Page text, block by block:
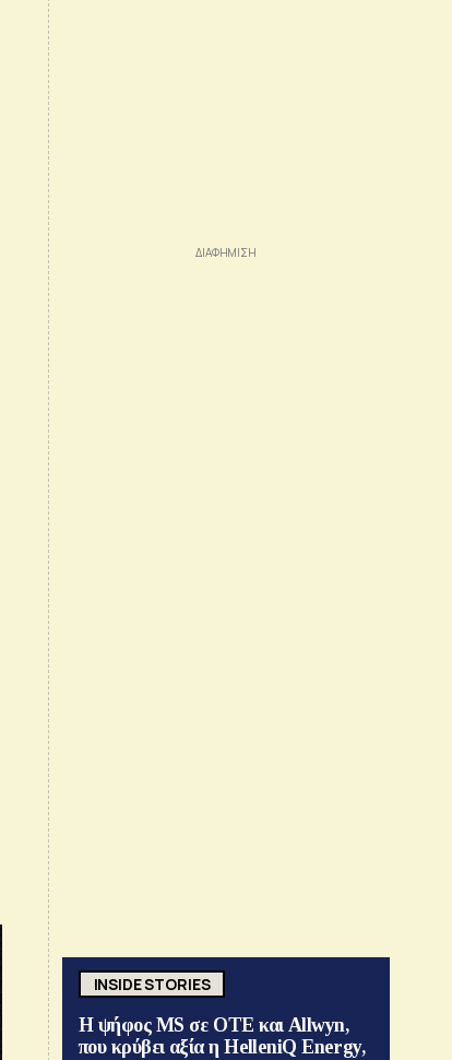
INSIDE STORIES
Η ψήφος MS σε ΟΤΕ και Allwyn,
που κρύβει αξία η HelleniQ Energy,